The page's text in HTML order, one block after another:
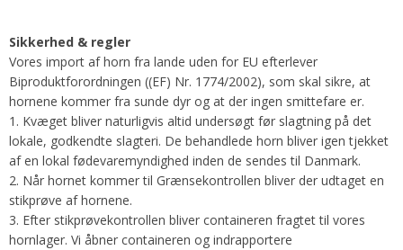
Sikkerhed & regler
Vores import af horn fra lande uden for EU efterlever
Biproduktforordningen ((EF) Nr. 1774/2002), som skal sikre, at
hornene kommer fra sunde dyr og at der ingen smittefare er.
1. Kvæget bliver naturligvis altid undersøgt før slagtning på det
lokale, godkendte slagteri. De behandlede horn bliver igen tjekket
af en lokal fødevaremyndighed inden de sendes til Danmark.
2. Når hornet kommer til Grænsekontrollen bliver der udtaget en
stikprøve af hornene.
3. Efter stikprøvekontrollen bliver containeren fragtet til vores
hornlager. Vi åbner containeren og indrapportere